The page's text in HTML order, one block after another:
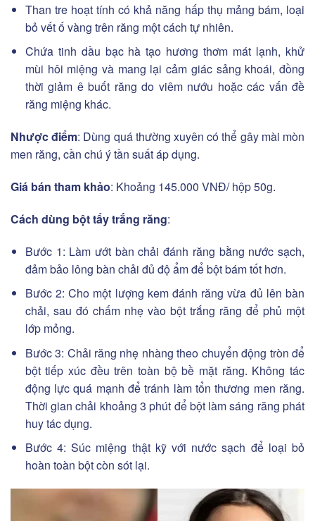
Than tre hoạt tính có khả năng hấp thụ mảng bám, loại
bỏ vết ố vàng trên răng một cách tự nhiên.
Chứa tinh dầu bạc hà tạo hương thơm mát lạnh, khử
mùi hôi miệng và mang lại cảm giác sảng khoái, đồng
thời giảm ê buốt răng do viêm nướu hoặc các vấn đề
răng miệng khác.
Nhược điểm: Dùng quá thường xuyên có thể gây mài mòn
men răng, cần chú ý tần suất áp dụng.
Giá bán tham khảo: Khoảng 145.000 VNĐ/ hộp 50g.
Cách dùng bột tẩy trắng răng:
Bước 1: Làm ướt bàn chải đánh răng bằng nước sạch,
đảm bảo lông bàn chải đủ độ ẩm để bột bám tốt hơn.
Bước 2: Cho một lượng kem đánh răng vừa đủ lên bàn
chải, sau đó chấm nhẹ vào bột trắng răng để phủ một
lớp mỏng.
Bước 3: Chải răng nhẹ nhàng theo chuyển động tròn để
bột tiếp xúc đều trên toàn bộ bề mặt răng. Không tác
động lực quá mạnh để tránh làm tổn thương men răng.
Thời gian chải khoảng 3 phút để bột làm sáng răng phát
huy tác dụng.
Bước 4: Súc miệng thật kỹ với nước sạch để loại bỏ
hoàn toàn bột còn sót lại.